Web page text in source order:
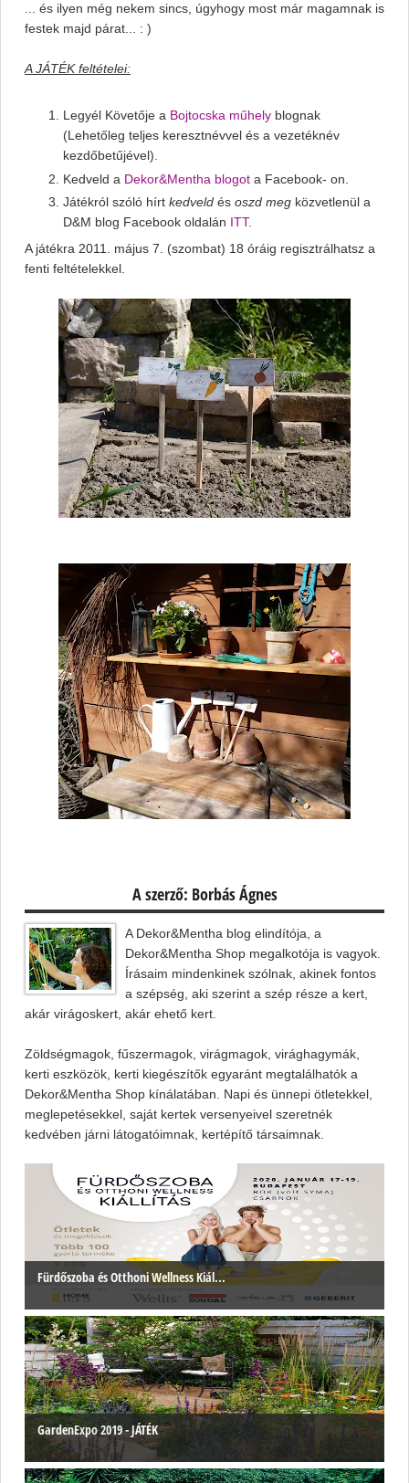
... és ilyen még nekem sincs, úgyhogy most már magamnak is
festek majd párat... : )
A JÁTÉK feltételei:
Legyél Követője a Bojtocska műhely blognak
(Lehetőleg teljes keresztnévvel és a vezetéknév
kezdőbetűjével).
Kedveld a Dekor&Mentha blogot a Facebook- on.
Játékról szóló hírt kedveld és oszd meg közvetlenül a
D&M blog Facebook oldalán ITT.
A játékra 2011. május 7. (szombat) 18 óráig regisztrálhatsz a
fenti feltételekkel.
A szerző: Borbás Ágnes
A Dekor&Mentha blog elindítója, a
Dekor&Mentha Shop megalkotója is vagyok.
Írásaim mindenkinek szólnak, akinek fontos
a szépség, aki szerint a szép része a kert,
akár virágoskert, akár ehető kert.
Zöldségmagok, fűszermagok, virágmagok, virághagymák,
kerti eszközök, kerti kiegészítők egyaránt megtalálhatók a
Dekor&Mentha Shop kínálatában. Napi és ünnepi ötletekkel,
meglepetésekkel, saját kertek versenyeivel szeretnék
kedvében járni látogatóimnak, kertépítő társaimnak.
Fürdőszoba és Otthoni Wellness Kiál...
GardenExpo 2019 - JÁTÉK